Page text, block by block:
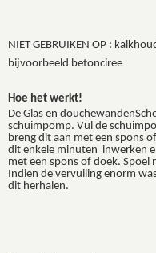
NIET GEBRUIKEN OP :
bijvoorbeeld betonciree
Hoe het werkt!
De Glas en
schuimpomp. Vul de
breng dit aan met een spons
dit enkele minuten inwerken
met een spons of doek. Spoel
Indien de vervuiling enorm
dit herhalen.